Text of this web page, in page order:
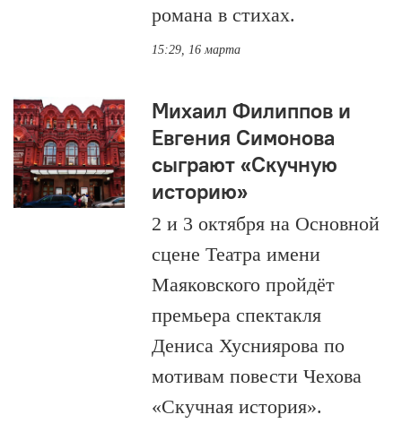
романа в стихах.
15:29, 16 марта
Михаил Филиппов и
Евгения Симонова
сыграют «Скучную
историю»
2 и 3 октября на Основной
сцене Театра имени
Маяковского пройдёт
премьера спектакля
Дениса Хусниярова по
мотивам повести Чехова
«Скучная история».